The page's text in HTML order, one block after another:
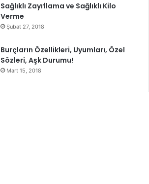
Sağlıklı Zayıflama ve Sağlıklı Kilo
Verme
Şubat 27, 2018
Burçların Özellikleri, Uyumları, Özel
Sözleri, Aşk Durumu!
Mart 15, 2018